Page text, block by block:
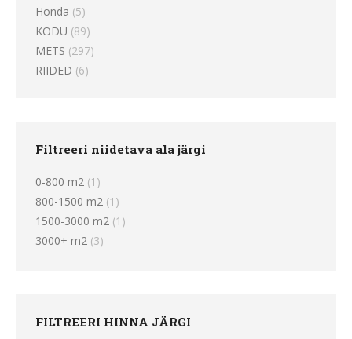
Honda (5)
KODU (89)
METS (297)
RIIDED (6)
Filtreeri niidetava ala järgi
0-800 m2 (1)
800-1500 m2 (1)
1500-3000 m2 (1)
3000+ m2 (3)
FILTREERI HINNA JÄRGI